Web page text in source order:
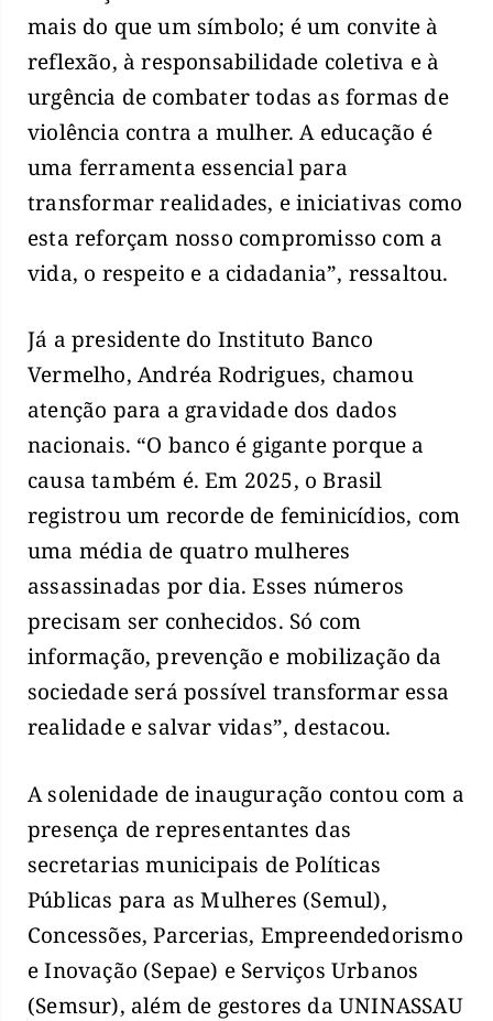
mais do que um símbolo; é um convite à
reflexão, à responsabilidade coletiva e à
urgência de combater todas as formas de
violência contra a mulher. A educação é
uma ferramenta essencial para
transformar realidades, e iniciativas como
esta reforçam nosso compromisso com a
vida, o respeito e a cidadania”, ressaltou.
Já a presidente do Instituto Banco
Vermelho, Andréa Rodrigues, chamou
atenção para a gravidade dos dados
nacionais. “O banco é gigante porque a
causa também é. Em 2025, o Brasil
registrou um recorde de feminicídios, com
uma média de quatro mulheres
assassinadas por dia. Esses números
precisam ser conhecidos. Só com
informação, prevenção e mobilização da
sociedade será possível transformar essa
realidade e salvar vidas”, destacou.
A solenidade de inauguração contou com a
presença de representantes das
secretarias municipais de Políticas
Públicas para as Mulheres (Semul),
Concessões, Parcerias, Empreendedorismo
e Inovação (Sepae) e Serviços Urbanos
(Semsur), além de gestores da UNINASSAU